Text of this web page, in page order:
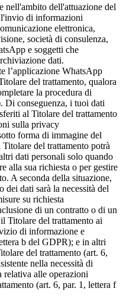
nell'ambito dell'attuazione del
di informazioni
elettronica,
società di consulenza,
e soggetti che
dati.
l’applicazione WhatsApp
del trattamento, qualora
la procedura di
Di conseguenza, i tuoi dati
al Titolare del trattamento
sulla privacy
forma di immagine del
del trattamento potrà
dati personali solo quando
alla sua richiesta o per gestire
A seconda della situazione,
dei dati sarà la necessità del
su richiesta
di un contratto o di un
Titolare del trattamento ai
di informazione e
b del GDPR); e in altri
del trattamento (art. 6,
nella necessità di
relativa alle operazioni
(art. 6, par. 1, lettera f